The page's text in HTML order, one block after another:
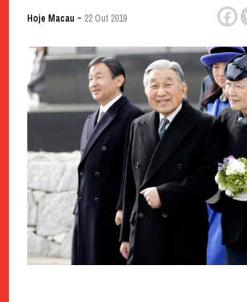
Hoje Macau - 22 Out 2019